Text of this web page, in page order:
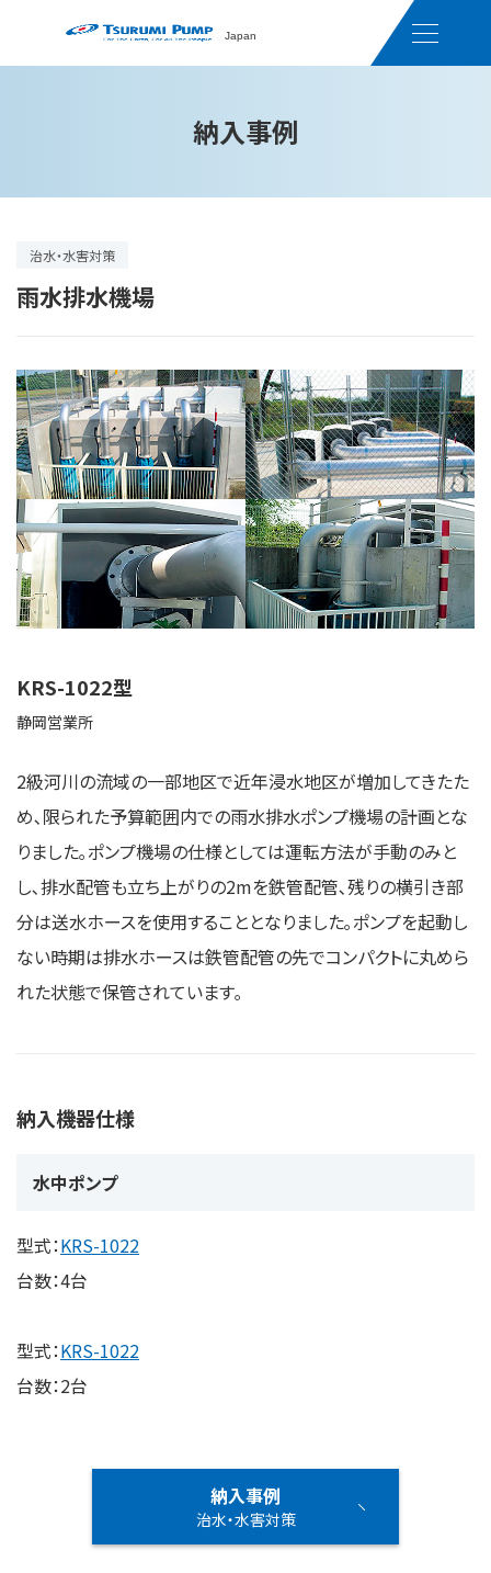
Japan
納入事例
治水・水害対策
雨水排水機場
KRS-1022型
静岡営業所
2級河川の流域の一部地区で近年浸水地区が増加してきたた
め､限られた予算範囲内での雨水排水ポンプ機場の計画とな
りました｡ポンプ機場の仕様としては運転方法が手動のみと
し､排水配管も立ち上がりの2mを鉄管配管､残りの横引き部
分は送水ホースを使用することとなりました｡ポンプを起動し
ない時期は排水ホースは鉄管配管の先でコンパクトに丸めら
れた状態で保管されています｡
納入機器仕様
水中ポンプ
型式：KRS-1022
台数：4台
型式：KRS-1022
台数：2台
納入事例
治水・水害対策